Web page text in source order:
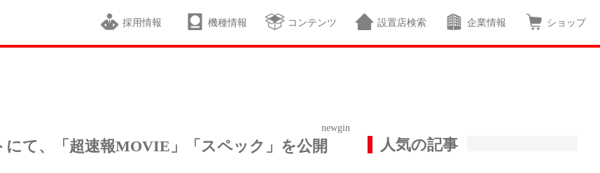
採用情報 機種情報 コンテンツ 設置店検索 企業情報 ショップ
newgin
にて、「超速報MOVIE」「スペック」を公開
人気の記事